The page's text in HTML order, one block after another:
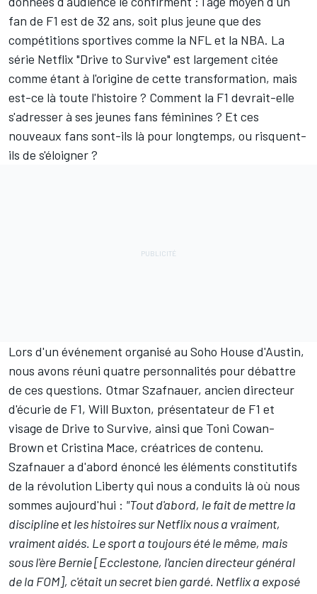
fan de F1 est de 32 ans, soit plus jeune que des
compétitions sportives comme la NFL et la NBA. La
série Netflix "Drive to Survive" est largement citée
comme étant à l'origine de cette transformation, mais
est-ce là toute l'histoire ? Comment la F1 devrait-elle
s'adresser à ses jeunes fans féminines ? Et ces
nouveaux fans sont-ils là pour longtemps, ou risquent-
ils de s'éloigner ?
Lors d'un événement organisé au Soho House d'Austin,
nous avons réuni quatre personnalités pour débattre
de ces questions. Otmar Szafnauer, ancien directeur
d'écurie de F1, Will Buxton, présentateur de F1 et
visage de Drive to Survive, ainsi que Toni Cowan-
Brown et Cristina Mace, créatrices de contenu.
Szafnauer a d'abord énoncé les éléments constitutifs
de la révolution Liberty qui nous a conduits là où nous
sommes aujourd'hui : "Tout d'abord, le fait de mettre la
discipline et les histoires sur Netflix nous a vraiment,
vraiment aidés. Le sport a toujours été le même, mais
sous l'ère Bernie [Ecclestone, l'ancien directeur général
de la FOM], c'était un secret bien gardé. Netflix a exposé